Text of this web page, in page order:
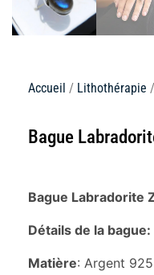
Accueil / Lithothérapie /
Bague
Bague Labradorite
Détails de la bague:
Matière: Argent